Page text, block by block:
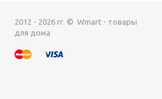
2012 - 2026 гг. © Wmart - товары
для дома